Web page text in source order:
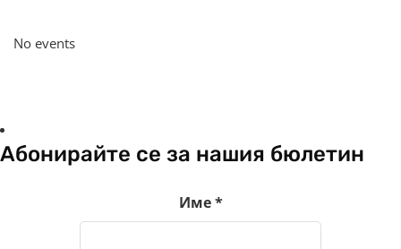
No events
Абонирайте се за нашия бюлетин
Име*